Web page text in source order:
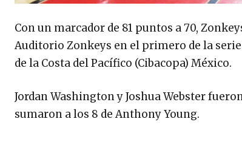
Con un marcador de 81 puntos a 70,
Auditorio Zonkeys en el primero de la
de la Costa del Pacífico (Cibacopa) México.
Jordan Washington y Joshua Webster
sumaron a los 8 de Anthony Young.